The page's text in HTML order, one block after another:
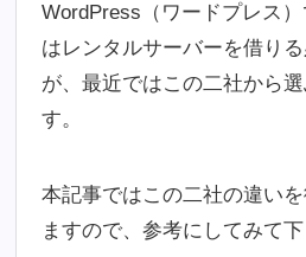
WordPress（ワードプレス
はレンタルサーバーを借り
が、最近ではこの二社から
す。
本記事ではこの二社の違い
ますので、参考にしてみて下